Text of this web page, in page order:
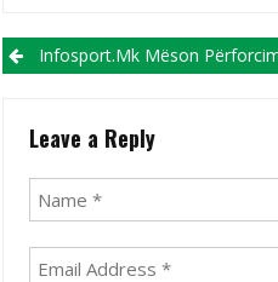
Post navigation
Infosport.mk Mëson Përforcimin E
Leave a Reply